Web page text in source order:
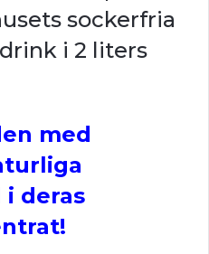
sockerfria
i 2 liters
med
deras